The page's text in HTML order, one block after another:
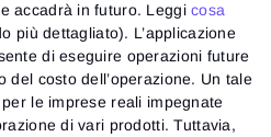
accadrà in futuro. Leggicosa
più dettagliato). L’applicazione
di eseguire operazioni future
del costo dell’operazione. Un tale
le imprese reali impegnate
di vari prodotti. Tuttavia,